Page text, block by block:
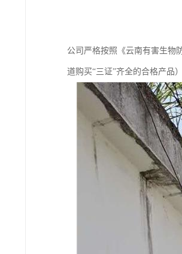
公司严格按照《云南有害生物
道购买“三证”齐全的合格产品